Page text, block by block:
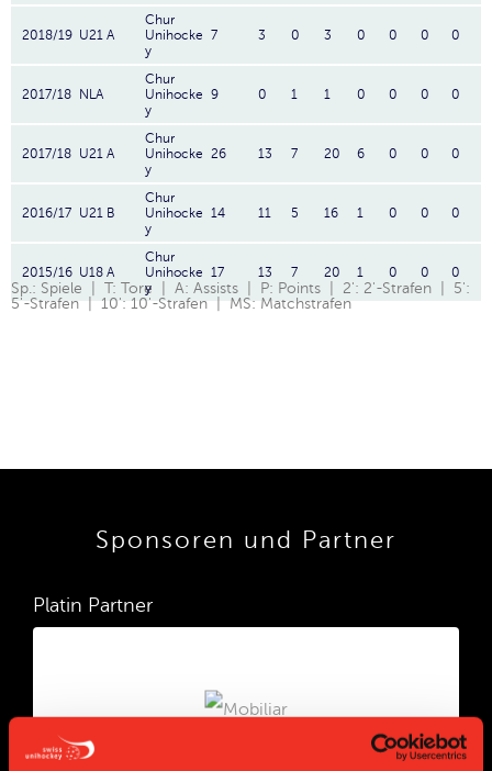
2018/19 U21 A
Chur
Unihocke
y
7 3 0 3 0 0 0 0
2017/18 NLA
Chur
Unihocke
y
9 0 1 1 0 0 0 0
2017/18 U21 A
Chur
Unihocke
y
26 13 7 20 6 0 0 0
2016/17 U21 B
Chur
Unihocke
y
14 11 5 16 1 0 0 0
2015/16 U18 A
Chur
Unihocke
y
17 13 7 20 1 0 0 0
Sp.: Spiele | T: Tore | A: Assists | P: Points | 2': 2'-Strafen | 5':
5'-Strafen | 10': 10'-Strafen | MS: Matchstrafen
Sponsoren und Partner
Platin Partner